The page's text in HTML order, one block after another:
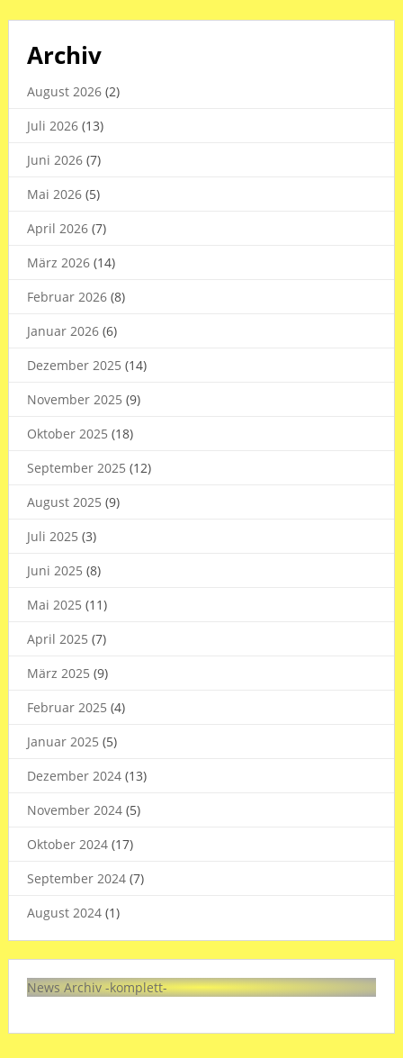
Archiv
August 2026(2)
Juli 2026(13)
Juni 2026(7)
Mai 2026(5)
April 2026(7)
März 2026(14)
Februar 2026(8)
Januar 2026(6)
Dezember 2025 (14)
November 2025 (9)
Oktober 2025 (18)
September 2025 (12)
August 2025 (9)
Juli 2025 (3)
Juni 2025 (8)
Mai 2025 (11)
April 2025 (7)
März 2025 (9)
Februar 2025 (4)
Januar 2025 (5)
Dezember 2024(13)
November 2024(5)
Oktober 2024(17)
September 2024(7)
August 2024(1)
News Archiv -komplett-